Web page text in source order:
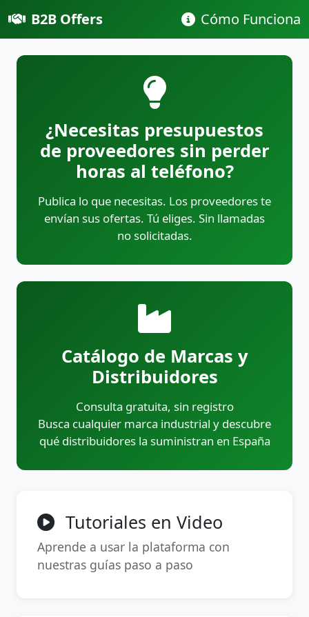
B2B Offers Cómo Funciona
¿Necesitas presupuestos
de proveedores sin perder
horas al teléfono?
Publica lo que necesitas. Los proveedores te
envían sus ofertas. Tú eliges. Sin llamadas
no solicitadas.
Catálogo de Marcas y
Distribuidores
Consulta gratuita, sin registro
Busca cualquier marca industrial y descubre
qué distribuidores la suministran en España
Tutoriales en Video
Aprende a usar la plataforma con
nuestras guías paso a paso